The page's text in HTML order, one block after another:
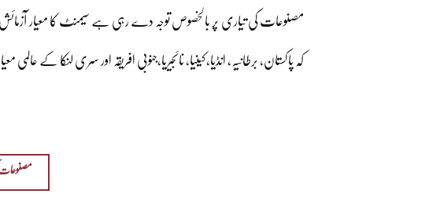
مصنوعات کی تیاری پر بالخصوص توجہ دے رہی ہے سیمنٹ کا معیار
کہ پاکستان، برطانیہ، انڈیا،کینیا، نائجیریا،جنوبی افریقہ اور سری لنکا کے